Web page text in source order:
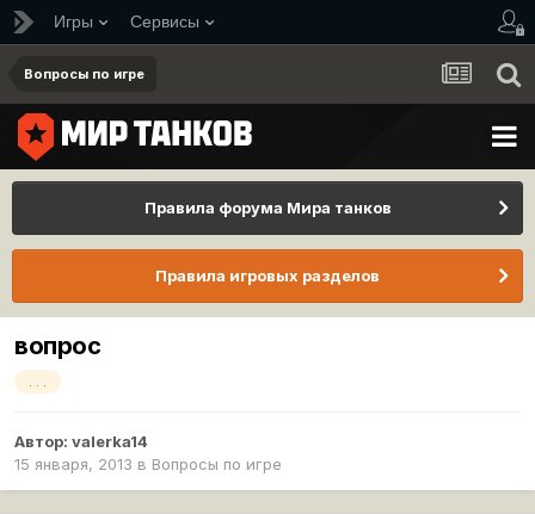
Игры Сервисы
Вопросы по игре
Правила форума Мира танков
Правила игровых разделов
вопрос
. . .
Автор: valerka14
15 января, 2013 в Вопросы по игре